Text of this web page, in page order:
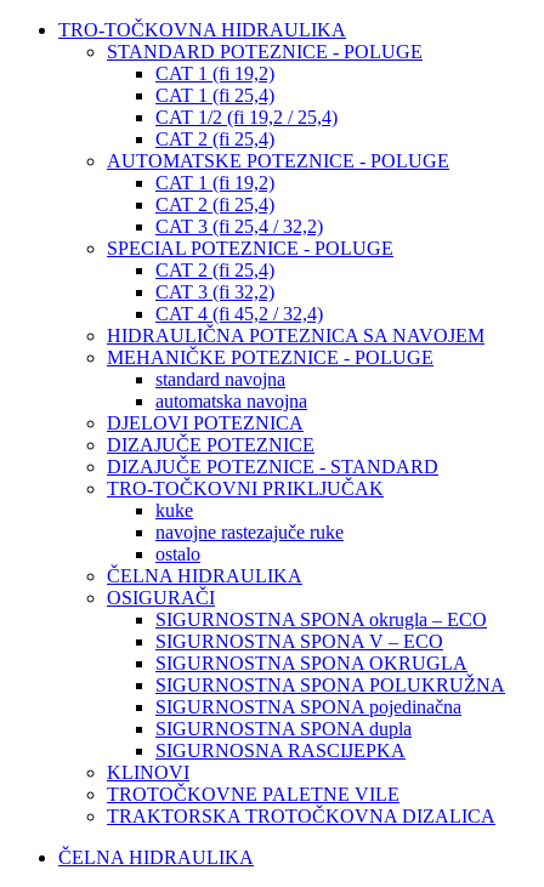
TRO-TOČKOVNA HIDRAULIKA
STANDARD POTEZNICE - POLUGE
CAT 1 (fi 19,2)
CAT 1 (fi 25,4)
CAT 1/2 (fi 19,2 / 25,4)
CAT 2 (fi 25,4)
AUTOMATSKE POTEZNICE - POLUGE
CAT 1 (fi 19,2)
CAT 2 (fi 25,4)
CAT 3 (fi 25,4 / 32,2)
SPECIAL POTEZNICE - POLUGE
CAT 2 (fi 25,4)
CAT 3 (fi 32,2)
CAT 4 (fi 45,2 / 32,4)
HIDRAULIČNA POTEZNICA SA NAVOJEM
MEHANIČKE POTEZNICE - POLUGE
standard navojna
automatska navojna
DJELOVI POTEZNICA
DIZAJUČE POTEZNICE
DIZAJUČE POTEZNICE - STANDARD
TRO-TOČKOVNI PRIKLJUČAK
kuke
navojne rastezajuče ruke
ostalo
ČELNA HIDRAULIKA
OSIGURAČI
SIGURNOSTNA SPONA okrugla – ECO
SIGURNOSTNA SPONA V – ECO
SIGURNOSTNA SPONA OKRUGLA
SIGURNOSTNA SPONA POLUKRUŽNA
SIGURNOSTNA SPONA pojedinačna
SIGURNOSTNA SPONA dupla
SIGURNOSNA RASCIJEPKA
KLINOVI
TROTOČKOVNE PALETNE VILE
TRAKTORSKA TROTOČKOVNA DIZALICA
ČELNA HIDRAULIKA